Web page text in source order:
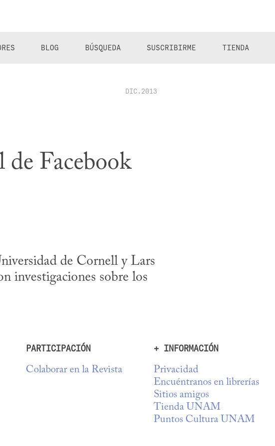
BLOG BÚSQUEDA SUSCRIBIRME TIENDA
DIC.2013
de Facebook
de Cornell y Lars
investigaciones sobre los
PARTICIPACIÓN
Colaborar en la Revista
+ INFORMACIÓN
Privacidad
Encuéntranos en librerías
Sitios amigos
Tienda UNAM
Puntos Cultura UNAM